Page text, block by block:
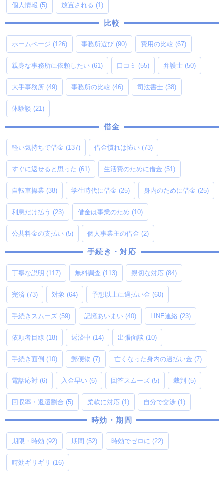
個人情報 (5) 放置される (1)
比較
ホームページ (126) 事務所選び (90) 費用の比較 (67)
親身な事務所に依頼したい (61) 口コミ (55) 弁護士 (50)
大手事務所 (49) 事務所の比較 (46) 司法書士 (38)
体験談 (21)
借金
軽い気持ちで借金 (137) 借金慣れは怖い (73)
すぐに返せると思った (61) 生活費のために借金 (51)
自転車操業 (38) 学生時代に借金 (25) 身内のために借金 (25)
利息だけ払う (23) 借金は事業のため (10)
公共料金の支払い (5) 個人事業主の借金 (2)
手続き・対応
丁寧な説明 (117) 無料調査 (113) 親切な対応 (84)
完済 (73) 対象 (64) 予想以上に過払い金 (60)
手続きスムーズ (59) 記憶あいまい (40) LINE連絡 (23)
依頼者目線 (18) 返済中 (14) 出張面談 (10)
手続き面倒 (10) 郵便物 (7) 亡くなった身内の過払い金 (7)
電話応対 (6) 入金早い (6) 回答スムーズ (5) 裁判 (5)
回収率・返還割合 (5) 柔軟に対応 (1) 自分で交渉 (1)
時効・期間
期限・時効 (92) 期間 (52) 時効でゼロに (22)
時効ギリギリ (16)